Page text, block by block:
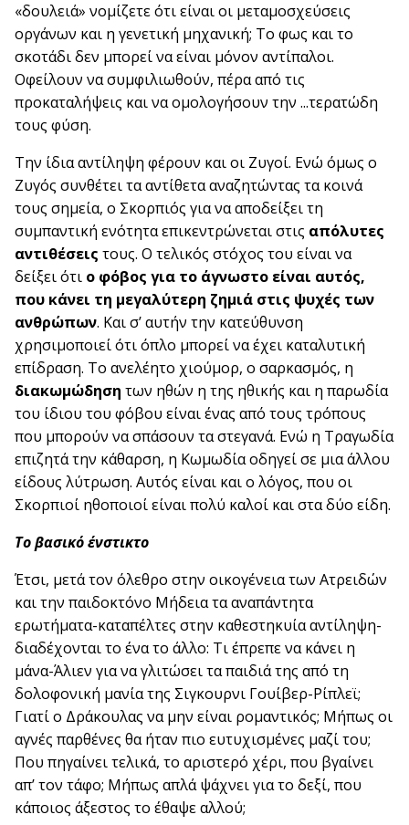
«δουλειά» νομίζετε ότι είναι οι μεταμοσχεύσεις
οργάνων και η γενετική μηχανική; Το φως και το
σκοτάδι δεν μπορεί να είναι μόνον αντίπαλοι.
Οφείλουν να συμφιλιωθούν, πέρα από τις
προκαταλήψεις και να ομολογήσουν την ...τερατώδη
τους φύση.
Την ίδια αντίληψη φέρουν και οι Ζυγοί. Ενώ όμως ο
Ζυγός συνθέτει τα αντίθετα αναζητώντας τα κοινά
τους σημεία, ο Σκορπιός για να αποδείξει τη
συμπαντική ενότητα επικεντρώνεται στις απόλυτες
αντιθέσεις τους. Ο τελικός στόχος του είναι να
δείξει ότι ο φόβος για το άγνωστο είναι αυτός,
που κάνει τη μεγαλύτερη ζημιά στις ψυχές των
ανθρώπων. Και σ’ αυτήν την κατεύθυνση
χρησιμοποιεί ότι όπλο μπορεί να έχει καταλυτική
επίδραση. Το ανελέητο χιούμορ, ο σαρκασμός, η
διακωμώδηση των ηθών η της ηθικής και η παρωδία
του ίδιου του φόβου είναι ένας από τους τρόπους
που μπορούν να σπάσουν τα στεγανά. Ενώ η Τραγωδία
επιζητά την κάθαρση, η Κωμωδία οδηγεί σε μια άλλου
είδους λύτρωση. Αυτός είναι και ο λόγος, που οι
Σκορπιοί ηθοποιοί είναι πολύ καλοί και στα δύο είδη.
Το βασικό ένστικτο
Έτσι, μετά τον όλεθρο στην οικογένεια των Ατρειδών
και την παιδοκτόνο Μήδεια τα αναπάντητα
ερωτήματα-καταπέλτες στην καθεστηκυία αντίληψη-
διαδέχονται το ένα το άλλο: Τι έπρεπε να κάνει η
μάνα-Άλιεν για να γλιτώσει τα παιδιά της από τη
δολοφονική μανία της Σιγκουρνι Γουίβερ-Ρίπλεϊ;
Γιατί ο Δράκουλας να μην είναι ρομαντικός; Μήπως οι
αγνές παρθένες θα ήταν πιο ευτυχισμένες μαζί του;
Που πηγαίνει τελικά, το αριστερό χέρι, που βγαίνει
απ’ τον τάφο; Μήπως απλά ψάχνει για το δεξί, που
κάποιος άξεστος το έθαψε αλλού;